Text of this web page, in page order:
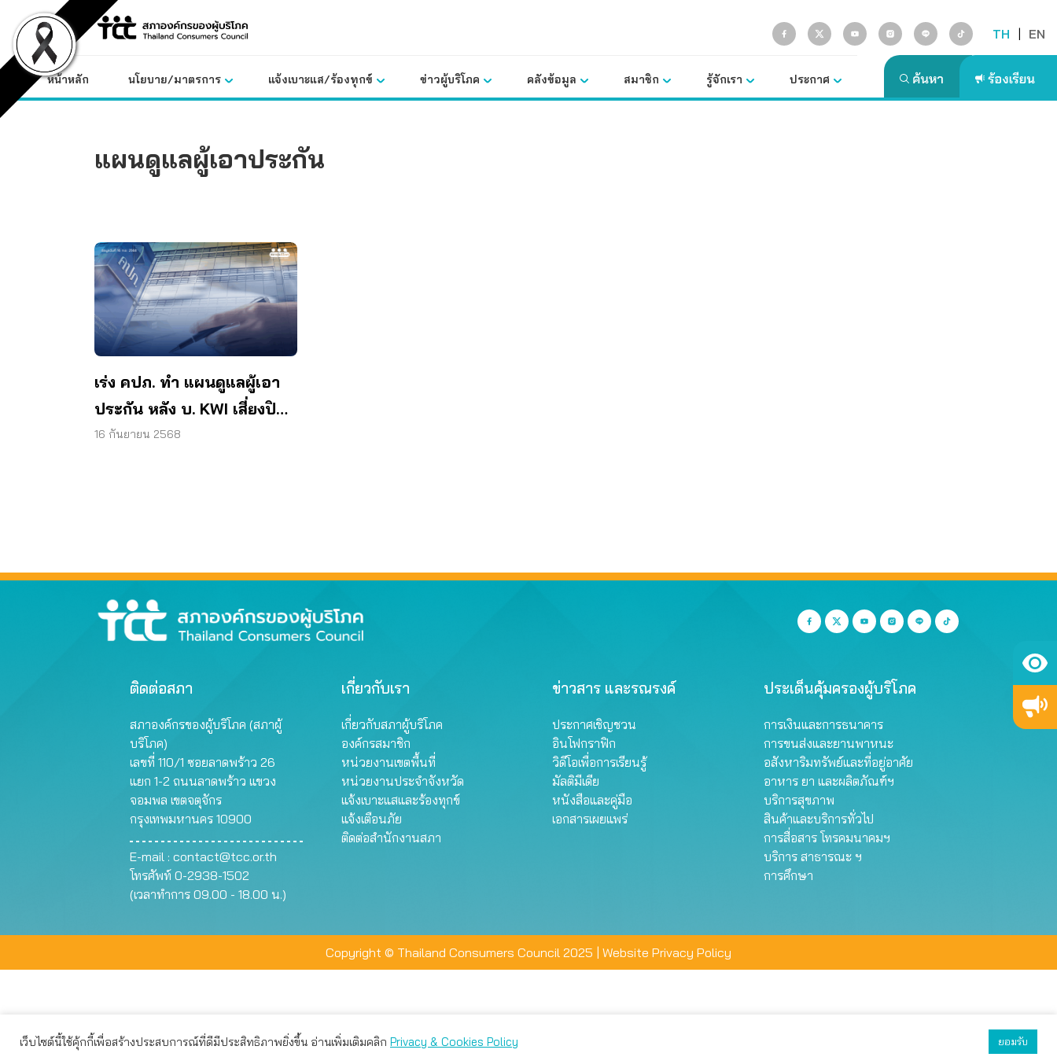
content
TH | EN
หน้าหลัก นโยบาย/มาตรการ แจ้งเบาะแส/ร้องทุกข์ ข่าวผู้บริโภค คลังข้อมูล สมาชิก รู้จักเรา ประกาศ
แผนดูแลผู้เอาประกัน
เร่ง คปภ. ทำ แผนดูแลผู้เอา
ประกัน หลัง บ. KWI เสี่ยงปิด
กิจการ
16 กันยายน 2568
ติดต่อสภา
สภาองค์กรของผู้บริโภค (สภาผู้
บริโภค)
เลขที่ 110/1 ซอยลาดพร้าว 26
แยก 1-2 ถนนลาดพร้าว แขวง
จอมพล เขตจตุจักร
กรุงเทพมหานคร 10900
E-mail : contact@tcc.or.th
โทรศัพท์ 0-2938-1502
(เวลาทำการ 09.00 - 18.00 น.)
เกี่ยวกับเรา
เกี่ยวกับสภาผู้บริโภค
องค์กรสมาชิก
หน่วยงานเขตพื้นที่
หน่วยงานประจำจังหวัด
แจ้งเบาะแสและร้องทุกข์
แจ้งเตือนภัย
ติดต่อสำนักงานสภา
ข่าวสาร และรณรงค์
ประกาศเชิญชวน
อินโฟกราฟิก
วิดีโอเพื่อการเรียนรู้
มัลติมีเดีย
หนังสือและคู่มือ
เอกสารเผยแพร่
ประเด็นคุ้มครองผู้บริโภค
การเงินและการธนาคาร
การขนส่งและยานพาหนะ
อสังหาริมทรัพย์และที่อยู่อาศัย
อาหาร ยา และผลิตภัณฑ์ฯ
บริการสุขภาพ
สินค้าและบริการทั่วไป
การสื่อสาร โทรคมนาคมฯ
บริการ สาธารณะ ฯ
การศึกษา
Copyright © Thailand Consumers Council 2025 | Website Privacy Policy
เว็บไซต์นี้ใช้คุ้กกี้เพื่อสร้างประสบการณ์ที่ดีมีประสิทธิภาพยิ่งขึ้น อ่านเพิ่มเติมคลิก Privacy & Cookies Policy ยอมรับ
เว็บไซต์นี้ใช้คุกกี้เพื่อมอบประสบการณ์การใช้งานที่ดีให้แก่ท่าน คุณสามารถเลือกตั้งค่าความเป็นส่วนตัวได้